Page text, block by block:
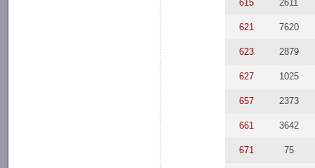
615 2611
621 7620
623 2879
627 1025
657 2373
661 3642
671 75